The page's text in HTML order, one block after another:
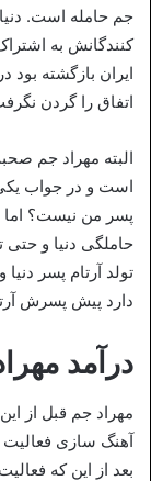
جم حامله است.
کنندگانش به
ایران بازگشته بود
اتفاق را گردن
البته مهراد جم
است و در جواب یکی
پسر من نیست؟ اما
حاملگی دنیا و
تولد آرتام پسر
دارد پیش پسرش
درآمد
مهراد جم قبل از
آهنگ سازی
بعد از این که